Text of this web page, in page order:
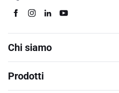
Chi siamo
Prodotti